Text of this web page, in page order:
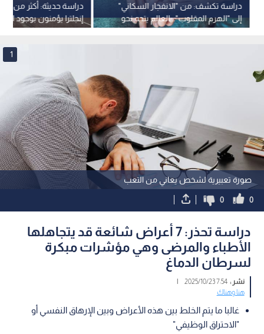
دراسة حديثة: أكثر من
إنجلترا يؤمنون بوجود
دراسة تكشف: من "الانفجار السكاني"
إلى "الهرم المقلوب".. العالم يتجه نحو
ذروة الشيخوخة عام 2050
صورة تعبيرية لشخص يعاني من التعب
1
0
0
دراسة تحذر: 7 أعراض شائعة قد يتجاهلها
الأطباء والمرضى وهي مؤشرات مبكرة
لسرطان الدماغ
نشر :7:54 2025/10/23
|
هنا وهناك
غالبا ما يتم الخلط بين هذه الأعراض وبين الإرهاق النفسي أو
"الاحتراق الوظيفي"